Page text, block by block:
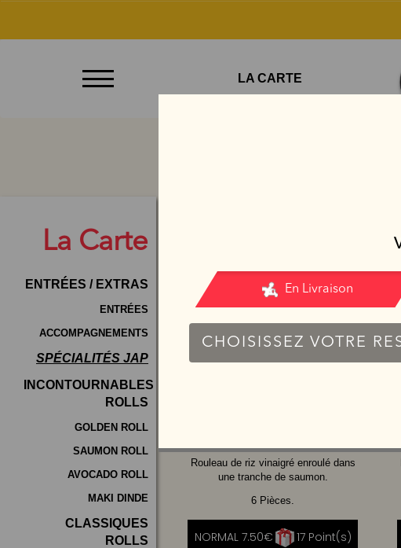
Emporter
Contact
Mentions
Légales
Programme
De
Fidélité
Vos
Avis
de
LA CARTE
La Carte
ENTRÉES / EXTRAS
ENTRÉES
ACCOMPAGNEMENTS
SPÉCIALITÉS JAP
INCONTOURNABLES
ROLLS
GOLDEN ROLL
SAUMON ROLL
AVOCADO ROLL
MAKI DINDE
CLASSIQUES
ROLLS
Rouleau de riz vinaigré enroulé dans
une tranche de saumon.
6 Pièces.
NORMAL 7.50€ 17 Point(s)